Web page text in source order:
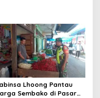
Lhoong Pantau
Sembako di Pasar